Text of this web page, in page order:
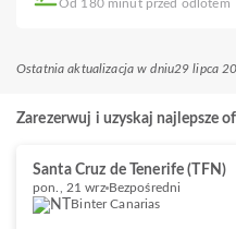
Od 180 minut przed odlotem
Ostatnia aktualizacja w dniu29 lipca
Zarezerwuj i uzyskaj najlepsze
Santa Cruz de Tenerife (TFN)
pon., 21 wrz Bezpośredni
Binter Canarias